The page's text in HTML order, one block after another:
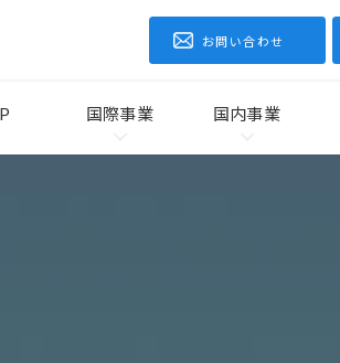
お問い合わせ
国際事業 国内事業